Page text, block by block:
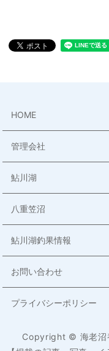
HOME
管理会社
鮎川湖
八重笠沼
鮎川湖釣果情報
お問い合わせ
プライバシーポリシー
Copyright © 海老沼